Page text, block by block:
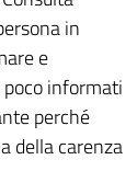
in
e
informati
perché
della carenza